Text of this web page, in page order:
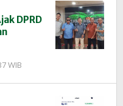
DPRD
WIB
InfoSAWIT